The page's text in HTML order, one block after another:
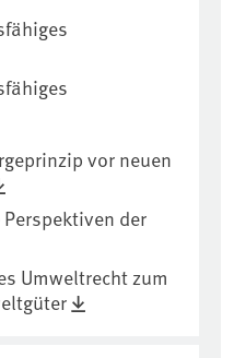
vor neuen
der
Umweltrecht zum